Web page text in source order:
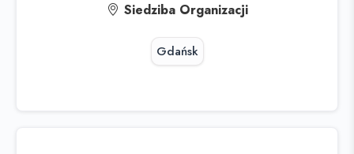
Siedziba Organizacji
Gdańsk